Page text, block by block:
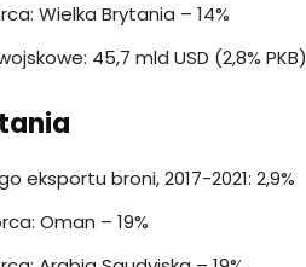
Wielka Brytania – 14%
45,7 mld USD (2,8% PKB)
eksportu broni, 2017-2021: 2,9%
Oman – 19%